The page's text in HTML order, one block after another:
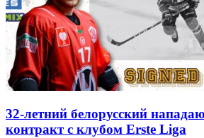
32-летний белорусский
контракт с клубом Erste Liga